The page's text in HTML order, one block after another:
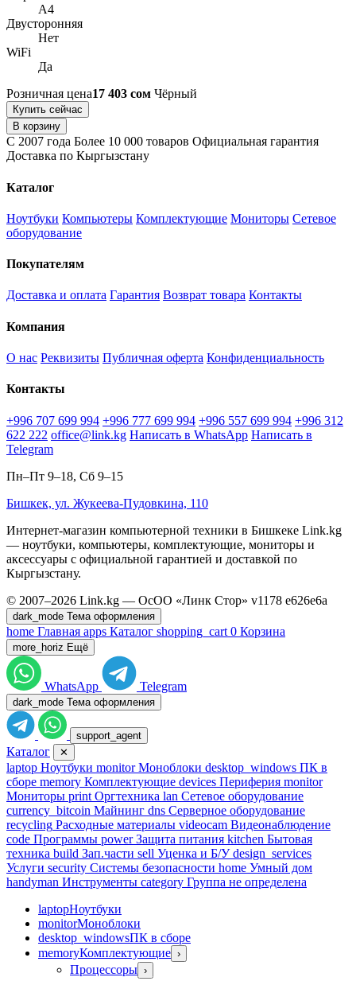
A4
Двусторонняя
Нет
WiFi
Да
Розничная цена17 403 сом Чёрный
Купить сейчас
В корзину
С 2007 года Более 10 000 товаров Официальная гарантия
Доставка по Кыргызстану
Каталог
Ноутбуки Компьютеры Комплектующие Мониторы Сетевое
оборудование
Покупателям
Доставка и оплата Гарантия Возврат товара Контакты
Компания
О нас Реквизиты Публичная оферта Конфиденциальность
Контакты
+996 707 699 994 +996 777 699 994 +996 557 699 994 +996 312
622 222 office@link.kg Написать в WhatsApp Написать в
Telegram
Пн–Пт 9–18, Сб 9–15
Бишкек, ул. Жукеева-Пудовкина, 110
Интернет-магазин компьютерной техники в Бишкеке Link.kg
— ноутбуки, компьютеры, комплектующие, мониторы и
аксессуары с официальной гарантией и доставкой по
Кыргызстану.
© 2007–2026 Link.kg — ОсОО «Линк Стор» v1178 e626e6a
dark_mode Тема оформления
home Главная apps Каталог shopping_cart 0 Корзина
more_horiz Ещё
WhatsApp Telegram
dark_mode Тема оформления
support_agent
Каталог ✕
laptop Ноутбуки monitor Моноблоки desktop_windows ПК в
сборе memory Комплектующие devices Периферия monitor
Мониторы print Оргтехника lan Сетевое оборудование
currency_bitcoin Майнинг dns Серверное оборудование
recycling Расходные материалы videocam Видеонаблюдение
code Программы power Защита питания kitchen Бытовая
техника build Зап.части sell Уценка и Б/У design_services
Услуги security Системы безопасности home Умный дом
handyman Инструменты category Группа не определена
laptopНоутбуки
monitorМоноблоки
desktop_windowsПК в сборе
memoryКомплектующие ›
Процессоры ›